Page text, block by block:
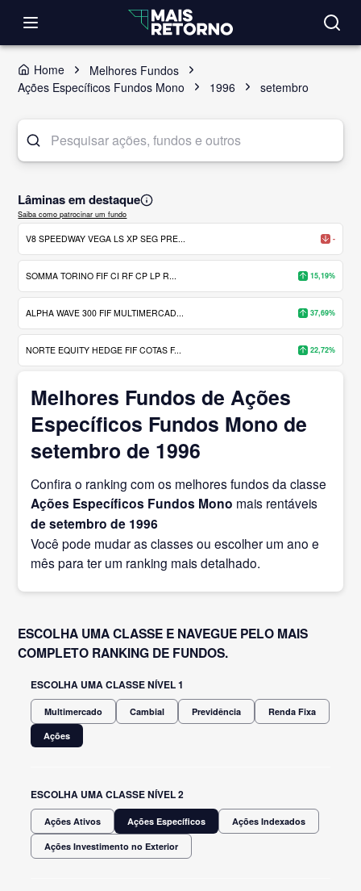
Home
Melhores Fundos
Ações Específicos Fundos Mono
1996 setembro
Lâminas em destaque
Saiba como patrocinar um fundo
V8 SPEEDWAY VEGA LS XP SEG PRE... -
SOMMA TORINO FIF CI RF CP LP R... 15,19%
ALPHA WAVE 300 FIF MULTIMERCAD... 37,69%
NORTE EQUITY HEDGE FIF COTAS F... 22,72%
Melhores Fundos de Ações
Específicos Fundos Mono de
setembro de 1996
Confira o ranking com os melhores fundos da classe
Ações Específicos Fundos Mono mais rentáveis
de setembro de 1996
Você pode mudar as classes ou escolher um ano e
mês para ter um ranking mais detalhado.
ESCOLHA UMA CLASSE E NAVEGUE PELO MAIS
COMPLETO RANKING DE FUNDOS.
ESCOLHA UMA CLASSE NÍVEL 1
Multimercado Cambial Previdência
Renda Fixa
Ações
ESCOLHA UMA CLASSE NÍVEL 2
Ações Ativos Ações Específicos Ações Indexados
Ações Investimento no Exterior